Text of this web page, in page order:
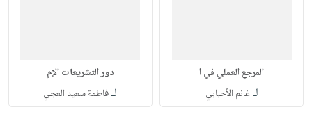
المرجع العملي في ا
لـغانم الأحبابي
دور التشريعات الإم
لـفاطمة سعيد العجي